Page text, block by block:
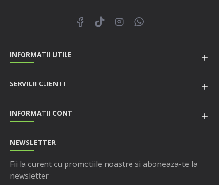
INFORMATII UTILE
SERVICII CLIENTI
INFORMATII CONT
NEWSLETTER
Fii la curent cu promotiile noastre si aboneaza-te la
newsletter